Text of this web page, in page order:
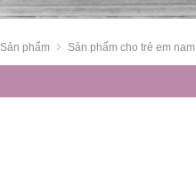
Sản phẩm Sản phẩm cho trẻ em nam